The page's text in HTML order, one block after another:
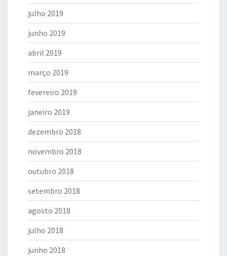
julho 2019
junho 2019
abril 2019
março 2019
fevereiro 2019
janeiro 2019
dezembro 2018
novembro 2018
outubro 2018
setembro 2018
agosto 2018
julho 2018
junho 2018